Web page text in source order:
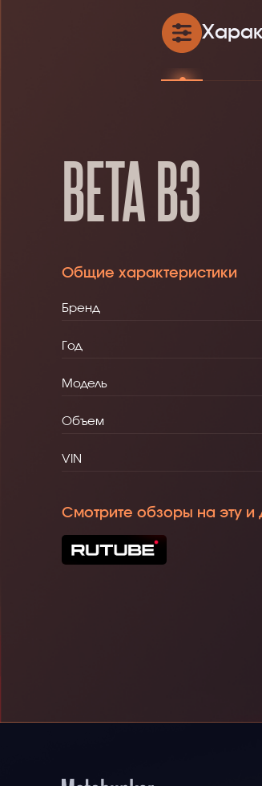
BETA B3
Общие характеристики
Бренд
Год
Модель
Объем
VIN
Смотрите обзоры на эту